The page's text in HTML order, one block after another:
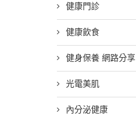
健康門診
健康飲食
健身保養 網路分享
光電美肌
內分泌健康